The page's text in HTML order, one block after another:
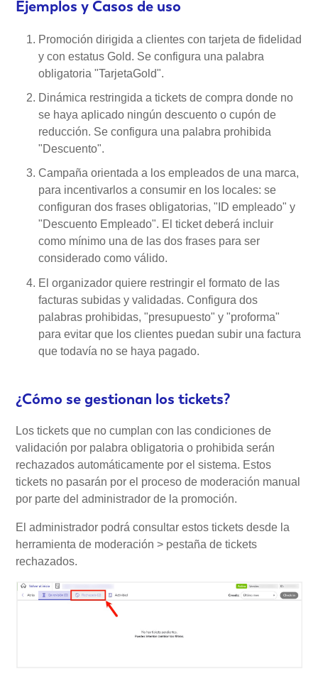
Ejemplos y Casos de uso
Promoción dirigida a clientes con tarjeta de fidelidad
y con estatus Gold. Se configura una palabra
obligatoria "TarjetaGold".
Dinámica restringida a tickets de compra donde no
se haya aplicado ningún descuento o cupón de
reducción. Se configura una palabra prohibida
"Descuento".
Campaña orientada a los empleados de una marca,
para incentivarlos a consumir en los locales: se
configuran dos frases obligatorias, "ID empleado" y
"Descuento Empleado". El ticket deberá incluir
como mínimo una de las dos frases para ser
considerado como válido.
El organizador quiere restringir el formato de las
facturas subidas y validadas. Configura dos
palabras prohibidas, "presupuesto" y "proforma"
para evitar que los clientes puedan subir una factura
que todavía no se haya pagado.
¿Cómo se gestionan los tickets?
Los tickets que no cumplan con las condiciones de
validación por palabra obligatoria o prohibida serán
rechazados automáticamente por el sistema. Estos
tickets no pasarán por el proceso de moderación manual
por parte del administrador de la promoción.
El administrador podrá consultar estos tickets desde la
herramienta de moderación > pestaña de tickets
rechazados.